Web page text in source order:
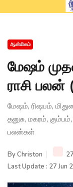
ஆன்மிகம்
மேஷம்
ராசி பலன்
மேஷம், ரிஷபம்,
தனுசு, மகரம்,
பலன்கள்
ByChriston
Last Update : 27 Jun